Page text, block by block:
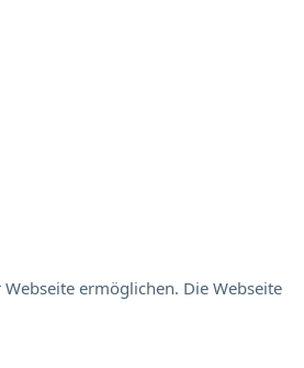
ermöglichen. Die Webseite